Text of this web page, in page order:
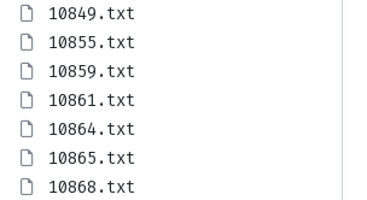
10849.txt
10855.txt
10859.txt
10861.txt
10864.txt
10865.txt
10868.txt